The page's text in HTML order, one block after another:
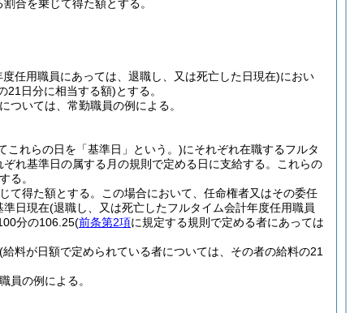
割合を乗じて得た額とする。
任用職員にあっては、退職し、又は死亡した日現在)におい
21日分に相当する額)とする。
いては、常勤職員の例による。
これらの日を「基準日」という。)にそれぞれ在職するフルタ
れ基準日の属する月の規則で定める日に支給する。
これらの
る。
て得た額とする。
この場合において、任命権者又はその委任
準日現在(退職し、又は死亡したフルタイム会計年度任用職員
分の106.25(前条第2項に規定する規則で定める者にあっては
(給料が日額で定められている者については、その者の給料の21
員の例による。